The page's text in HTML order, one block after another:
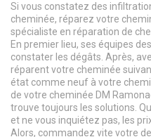
Si vous constatez des
cheminée, réparez votre
spécialiste en réparation de
En premier lieu, ses équipes
constater les dégâts. Après,
réparent votre cheminée
état comme neuf à votre
de votre cheminée DM
trouve toujours les solutions.
et ne vous inquiétez pas, les
Alors, commandez vite votre